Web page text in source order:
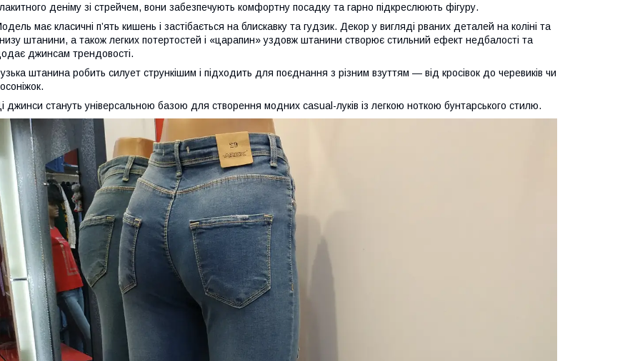
деніму зі стрейчем, вони забезпечують комфортну посадку та гарно підкреслюють фігуру.
має класичні п’ять кишень і застібається на блискавку та гудзик. Декор у вигляді рваних деталей на коліні та
штанини, а також легких потертостей і «царапин» уздовж штанини створює стильний ефект недбалості та
джинсам трендовості.
штанина робить силует стрункішим і підходить для поєднання з різним взуттям — від кросівок до черевиків чи
джинси стануть універсальною базою для створення модних casual-луків із легкою ноткою бунтарського стилю.